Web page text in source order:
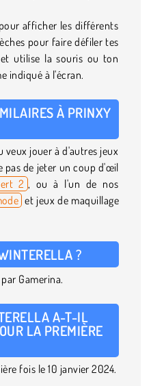
afficher les différents
pour faire défiler tes
utilise la souris ou ton
indiqué à l'écran.
À PRINXY
veux jouer à d'autres jeux
pas de jeter un coup d'œil
2 , ou à l'un de nos
et jeux de maquillage
?
Gamerina.
A-T-IL
LA PREMIÈRE
fois le 10 janvier 2024.